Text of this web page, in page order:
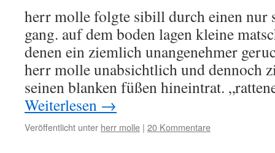
herr molle folgte sibill durch einen nur
gang. auf dem boden lagen kleine
denen ein ziemlich unangenehmer
herr molle unabsichtlich und dennoch
seinen blanken füßen hineintrat.
Weiterlesen →
Veröffentlicht unter herr molle | 20 Kommentare